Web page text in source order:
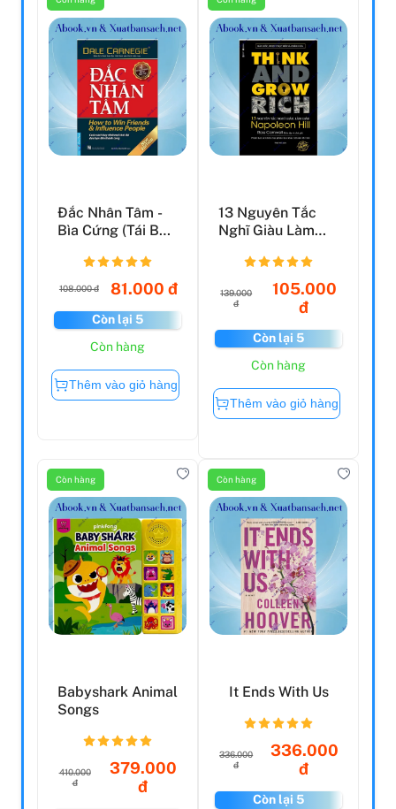
Đắc Nhân Tâm -
Bìa Cứng (Tái Bản
108.000 đ 81.000 đ
Còn lại 5
Còn hàng
Thêm vào giỏ hàng
13 Nguyên Tắc
Nghĩ Giàu Làm
Grow ...
139.000
đ
105.000
đ
Còn lại 5
Còn hàng
Thêm vào giỏ hàng
Còn hàng
Babyshark Animal
Songs
410.000
đ
379.000
đ
Còn hàng
It Ends With Us
336.000
đ
336.000
đ
Còn lại 5